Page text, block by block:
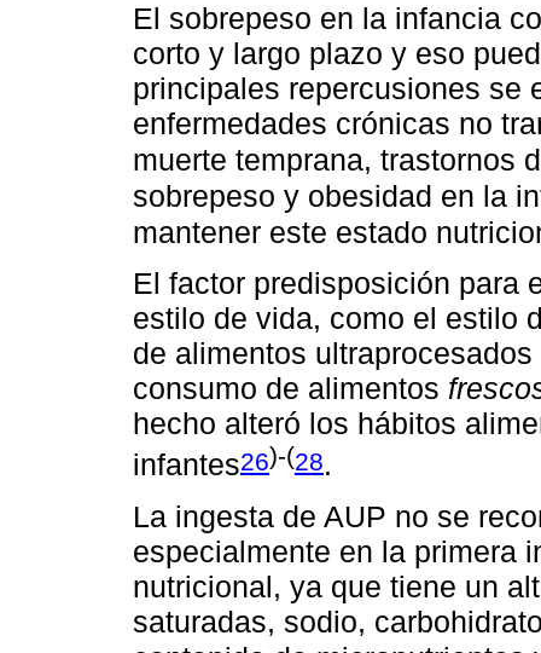
El sobrepeso en la infancia
corto y largo plazo y eso
principales repercusiones se
enfermedades crónicas no
muerte temprana, trastornos
sobrepeso y obesidad en la
mantener este estado
El factor predisposición para
estilo de vida, como el estilo
de alimentos
consumo de alimentos
hecho alteró los hábitos
infantes26)-(28.
La ingesta de AUP no se
especialmente en la primera
nutricional, ya que tiene un
saturadas, sodio,